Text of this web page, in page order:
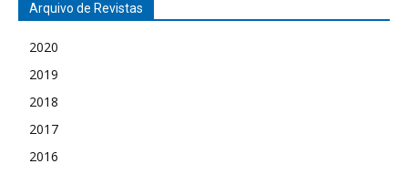
Arquivo de Revistas
2020
2019
2018
2017
2016